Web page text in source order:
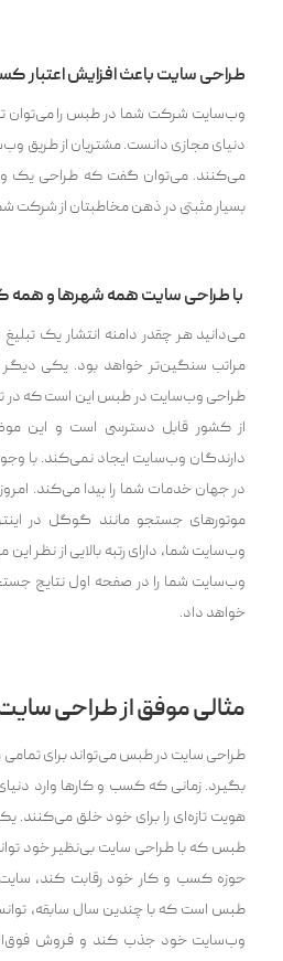
طراحی سایت باعث افزایش اعتبار
وب‌سایت شرکت شما در طبس را می‌توان
دنیای مجازی دانست. مشتریان از طریق
می‌کنند. می‌توان گفت که طراحی یک
بسیار مثبتی در ذهن مخاطبتان از شرکت
با طراحی سایت همه شهرها و همه
می‌دانید هر چقدر دامنه انتشار یک تبلیغ
مراتب سنگین‌تر خواهد بود. یکی
طراحی وب‌سایت در طبس این است که در
از کشور قابل دسترسی است و این
دارندگان وب‌سایت ایجاد نمی‌کند. با
در جهان خدمات شما را پیدا می‌کند.
موتور‌های جستجو مانند گوگل در
وب‌سایت شما، دارای رتبه بالایی از نظر
وب‌سایت شما را در صفحه اول نتایج
خواهد داد.
مثالی موفق از طراحی
طراحی سایت در طبس می‌تواند برای
بگیرد. زمانی که کسب و کارها وارد
هویت تازه‌ای را برای خود خلق می‌کنند.
طبس که با طراحی سایت بی‌نظیر خود
حوزه کسب و کار خود رقابت کند، سایت
طبس است که با چندین سال سابقه،
وب‌سایت خود جذب کند و فروش